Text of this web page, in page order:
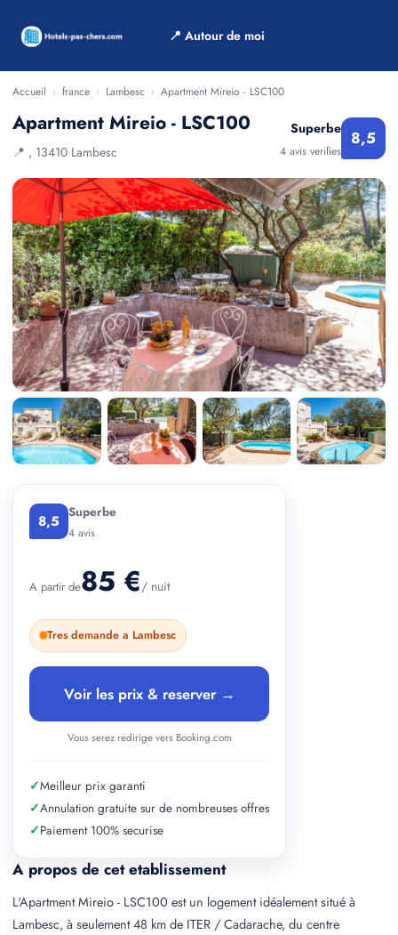
📍 Autour de moi
Accueil › france › Lambesc › Apartment Mireio - LSC100
Apartment Mireio - LSC100
📍 , 13410 Lambesc
Superbe
4 avis verifies
8,5
A propos de cet etablissement
L'Apartment Mireio - LSC100 est un logement idéalement situé à
Lambesc, à seulement 48 km de ITER / Cadarache, du centre
8,5 Superbe
4 avis
A partir de85 €/ nuit
Tres demande a Lambesc
Voir les prix & reserver →
Vous serez redirige vers Booking.com
✓Meilleur prix garanti
✓Annulation gratuite sur de nombreuses offres
✓Paiement 100% securise